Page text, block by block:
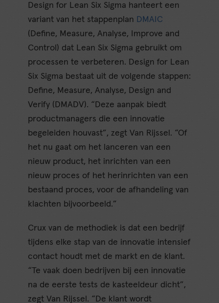
Design for Lean Six Sigma hanteert een
variant van het stappenplan DMAIC
(Define, Measure, Analyse, Improve and
Control) dat Lean Six Sigma gebruikt om
processen te verbeteren. Design for Lean
Six Sigma bestaat uit de volgende stappen:
Define, Measure, Analyse, Design and
Verify (DMADV). “Deze aanpak biedt
productmanagers die een innovatie
begeleiden houvast”, zegt Van Rijssel. “Of
het nu gaat om het lanceren van een
nieuw product, het inrichten van een
nieuw proces of het herinrichten van een
bestaand proces, voor de afhandeling van
klachten bijvoorbeeld.”
Crux van de methodiek is dat een bedrijf
tijdens elke stap van de innovatie intensief
contact houdt met de markt en de klant.
“Te vaak doen bedrijven bij een innovatie
na de eerste tests de kasteeldeur dicht”,
zegt Van Rijssel. “De klant wordt